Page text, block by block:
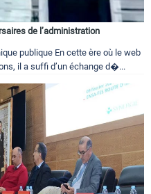
de l’administration
publique En cette ère où le web
il a suffi d’un échange d�...